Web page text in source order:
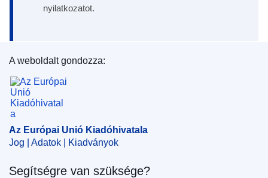
nyilatkozatot.
Az Európai Unió Kiadóhivatala
A weboldalt gondozza:
Az Európai Unió Kiadóhivatala
Jog | Adatok | Kiadványok
Segítségre van szüksége?